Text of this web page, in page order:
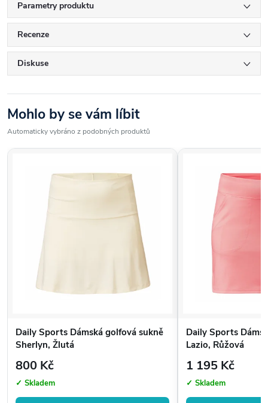
Parametry produktu
Recenze
Diskuse
Mohlo by se vám líbit
Automaticky vybráno z podobných produktů
Daily Sports Dámská golfová sukně
Sherlyn, Žlutá
800 Kč
✓ Skladem
Daily Sports
Lazio, Růžová
1 195 Kč
✓ Skladem